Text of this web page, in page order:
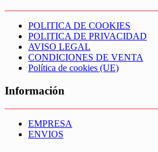
POLITICA DE COOKIES
POLITICA DE PRIVACIDAD
AVISO LEGAL
CONDICIONES DE VENTA
Política de cookies (UE)
Información
EMPRESA
ENVIOS